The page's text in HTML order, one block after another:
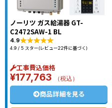
ノーリツ ガス給湯器 GT-
C2472SAW-1 BL
4.9
4.9 / 5 スター(レビュー22件に基づく)
工事費込価格
¥177,763 （税込）
商品詳細を見る